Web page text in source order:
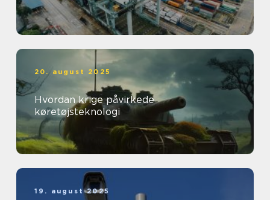
20. august 2025
Hvordan krige påvirkede
køretøjsteknologi
19. august 2025